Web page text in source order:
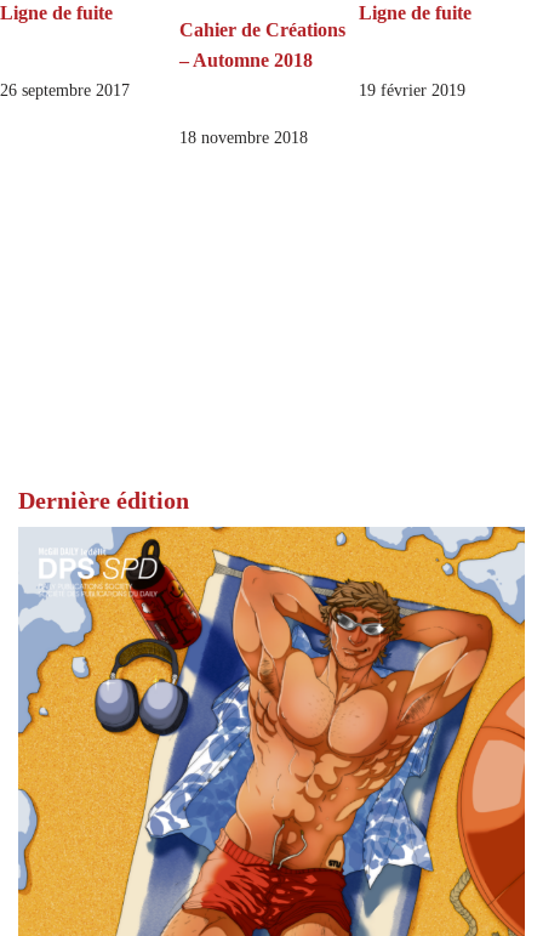
Ligne de fuite
26 septembre 2017
Cahier de Créations
– Automne 2018
18 novembre 2018
Ligne de fuite
19 février 2019
Dernière édition